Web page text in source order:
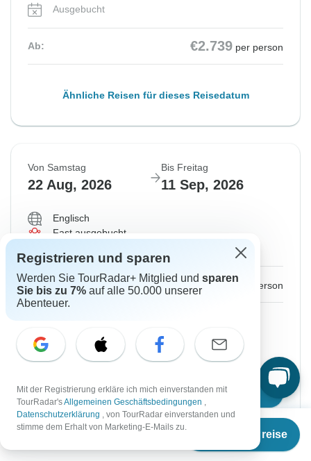
Ab€2.449
Termine & Preise
Ausgebucht
Ab: €2.739 per person
Ähnliche Reisen für dieses Reisedatum
Von Samstag
22 Aug, 2026
Bis Freitag
11 Sep, 2026
Englisch
Fast ausgebucht
Ab: €2.739 per person
Preis basierend auf gemeinsam genutztem
Zimmer
Reisetermin wählen
Registrieren und sparen
Werden Sie TourRadar+ Mitglied und sparen
Sie bis zu 7% auf alle 50.000 unserer
Abenteuer.
Mit der Registrierung erkläre ich mich einverstanden mit
TourRadar'sAllgemeinen Geschäftsbedingungen ,
Datenschutzerklärung , von TourRadar einverstanden und
stimme dem Erhalt von Marketing-E-Mails zu.